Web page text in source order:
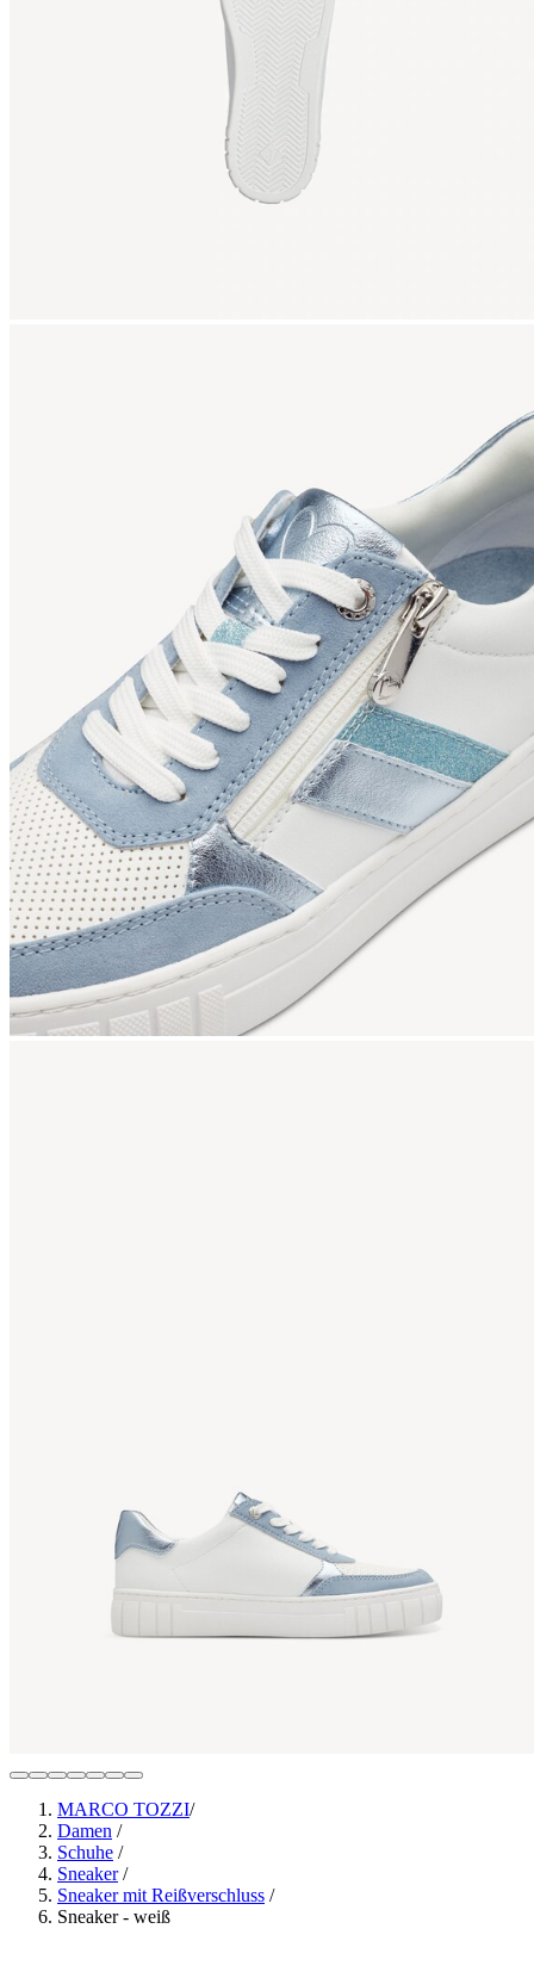
MARCO TOZZI/
Damen /
Schuhe /
Sneaker/
Sneaker mit Reißverschluss /
Sneaker - weiß